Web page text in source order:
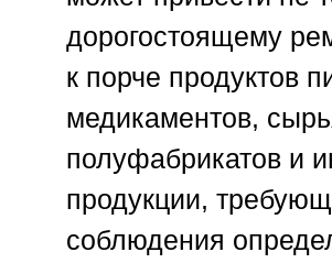
дорогостоящему
к порче продуктов
медикаментов,
полуфабрикатов и
продукции,
соблюдения